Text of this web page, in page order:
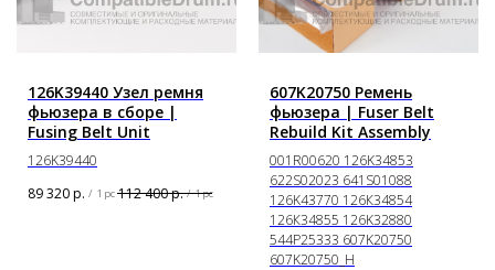
126K39440 Узел ремня
фьюзера в сборе |
Fusing Belt Unit
126K39440
89 320р. / 1 pc 112 400р. / 1 pc
607K20750 Ремень
фьюзера | Fuser Belt
Rebuild Kit Assembly
001R00620 126K34853
622S02023 641S01088
126K43770 126К34854
126К34855 126K32880
544P25333 607K20750
607K20750_H